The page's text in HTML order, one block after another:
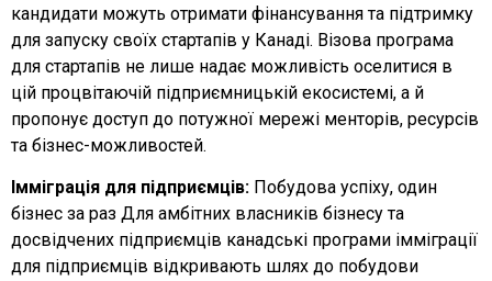
кандидати можуть отримати фінансування та підтримку
для запуску своїх стартапів у Канаді. Візова програма
для стартапів не лише надає можливість оселитися в
цій процвітаючій підприємницькій екосистемі, а й
пропонує доступ до потужної мережі менторів, ресурсів
та бізнес-можливостей.
Імміграція для підприємців: Побудова успіху, один
бізнес за раз Для амбітних власників бізнесу та
досвідчених підприємців канадські програми імміграції
для підприємців відкривають шлях до побудови